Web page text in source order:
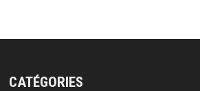
CATÉGORIES